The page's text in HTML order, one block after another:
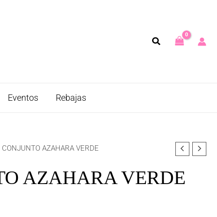
Eventos Rebajas
AZAHARA VERDE
AZAHARA VERDE